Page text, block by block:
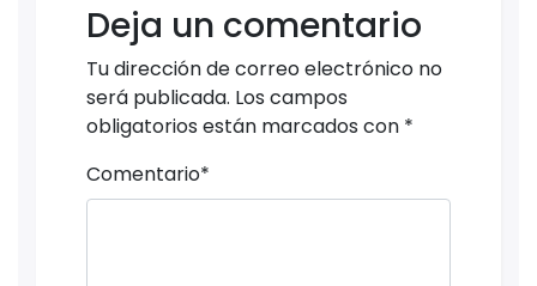
Deja un comentario
Tu dirección de correo electrónico no
será publicada. Los campos
obligatorios están marcados con *
Comentario*